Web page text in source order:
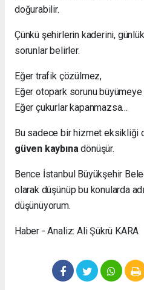
doğurabilir.
Çünkü şehirlerin kaderini,
sorunlar belirler.
Eğer trafik çözülmez,
Eğer otopark sorunu
Eğer çukurlar kapanmazsa…
Bu sadece bir hizmet eksikliği
güven kaybına dönüşür.
Bence İstanbul Büyükşehir
olarak düşünüp bu konularda
düşünüyorum.
Haber - Analiz: Ali Şükrü KARA